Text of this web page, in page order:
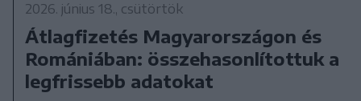
2026. június 18., csütörtök
Átlagfizetés Magyarországon és
Romániában: összehasonlítottuk a
legfrissebb adatokat